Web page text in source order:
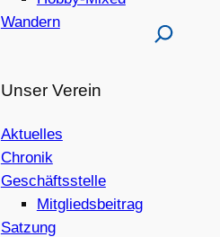
Wandern
Unser Verein
Aktuelles
Chronik
Geschäftsstelle
Mitgliedsbeitrag
Satzung